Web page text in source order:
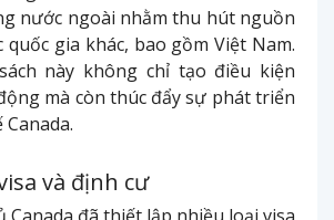
nước ngoài nhằm thu hút nguồn
quốc gia khác, bao gồm Việt Nam.
này không chỉ tạo điều kiện
mà còn thúc đẩy sự phát triển
và định cư